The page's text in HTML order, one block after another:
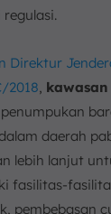
Direktur
2018, k
daerah
lebih lanjut
fasilitas-
pembebasan